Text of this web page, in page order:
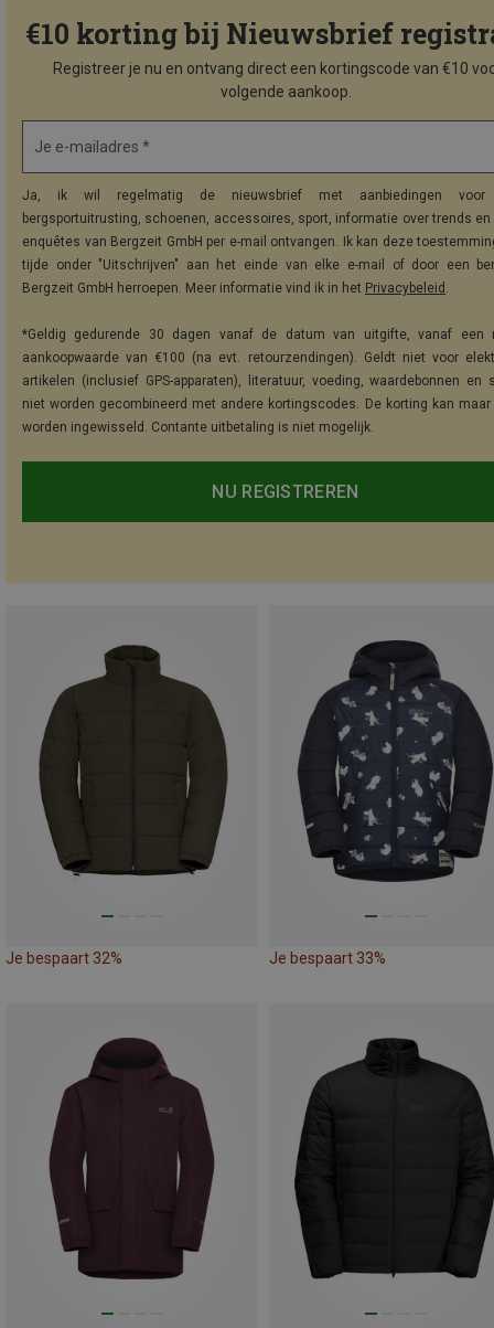
€10 korting bij Nieuwsbrief
Registreer je nu en ontvang direct een kortingscode van €10
volgende aankoop.
Je e-mailadres *
Ja, ik wil regelmatig de nieuwsbrief met aanbiedingen voor
bergsportuitrusting, schoenen, accessoires, sport, informatie over trends
enquêtes van Bergzeit GmbH per e-mail ontvangen. Ik kan deze
tijde onder "Uitschrijven" aan het einde van elke e-mail of door een
Bergzeit GmbH herroepen. Meer informatie vind ik in het Privacybeleid .
*Geldig gedurende 30 dagen vanaf de datum van uitgifte, vanaf een
aankoopwaarde van €100 (na evt. retourzendingen). Geldt niet voor
artikelen (inclusief GPS-apparaten), literatuur, voeding, waardebonnen en
niet worden gecombineerd met andere kortingscodes. De korting kan maar
worden ingewisseld. Contante uitbetaling is niet mogelijk.
NU REGISTREREN
Je bespaart 32% Je bespaart 33%